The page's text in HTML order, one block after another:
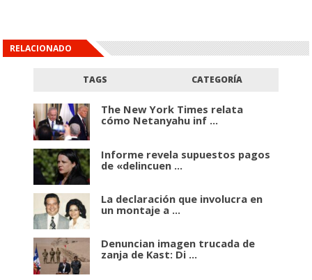
RELACIONADO
TAGS CATEGORÍA
The New York Times relata
cómo Netanyahu inf ...
Informe revela supuestos pagos
de «delincuen ...
La declaración que involucra en
un montaje a ...
Denuncian imagen trucada de
zanja de Kast: Di ...